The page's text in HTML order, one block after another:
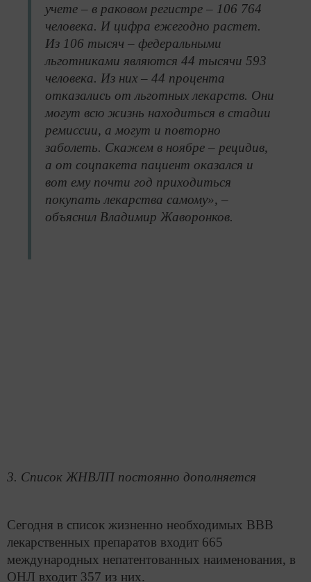
учете – в раковом регистре – 106 764
человека. И цифра ежегодно растет.
Из 106 тысяч – федеральными
льготниками являются 44 тысячи 593
человека. Из них – 44 процента
отказались от льготных лекарств. Они
могут всю жизнь находиться в стадии
ремиссии, а могут и повторно
заболеть. Скажем в ноябре – рецидив,
а от соцпакета пациент оказался и
вот ему почти год приходиться
покупать лекарства самому», –
объяснил Владимир Жаворонков.
3. Список ЖНВЛП постоянно дополняется
Сегодня в список жизненно необходимых ВВВ
лекарственных препаратов входит 665
международных непатентованных наименования, в
ОНЛ входит 357 из них.